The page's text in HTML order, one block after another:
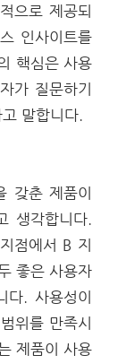
으로 제공되
인사이트를
핵심은 사용
가 질문하기
말합니다.
갖춘 제품이
생각합니다.
점에서 B 지
좋은 사용자
다. 사용성이
위를 만족시
제품이 사용